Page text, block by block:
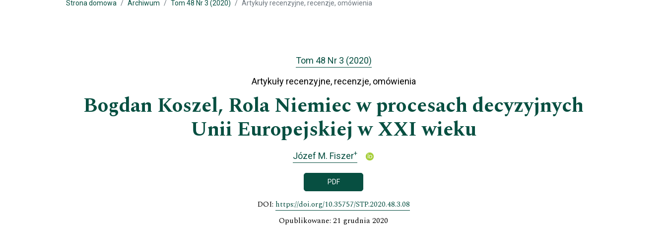
Strona domowa Archiwum Tom 48 Nr 3 (2020) Artykuły recenzyjne, recenzje, omówienia
Tom 48 Nr 3 (2020)
Artykuły recenzyjne, recenzje, omówienia
Bogdan Koszel, Rola Niemiec w procesach decyzyjnych
Unii Europejskiej w XXI wieku
Józef M. Fiszer+
PDF
DOI: https://doi.org/10.35757/STP.2020.48.3.08
Opublikowane: 21 grudnia 2020